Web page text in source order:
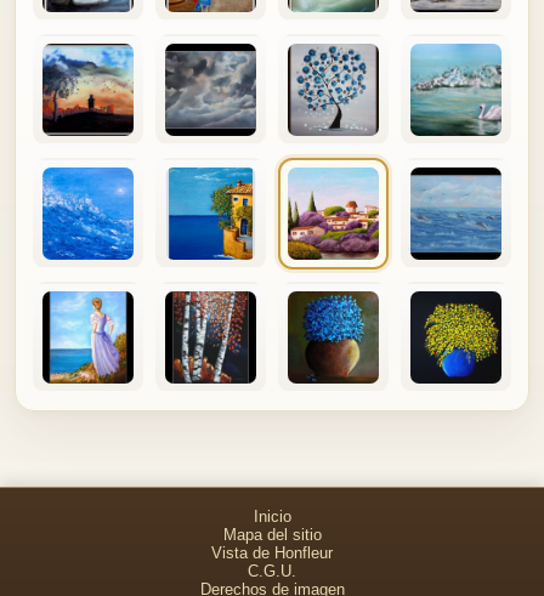
Inicio
Mapa del sitio
Vista de Honfleur
C.G.U.
Derechos de imagen